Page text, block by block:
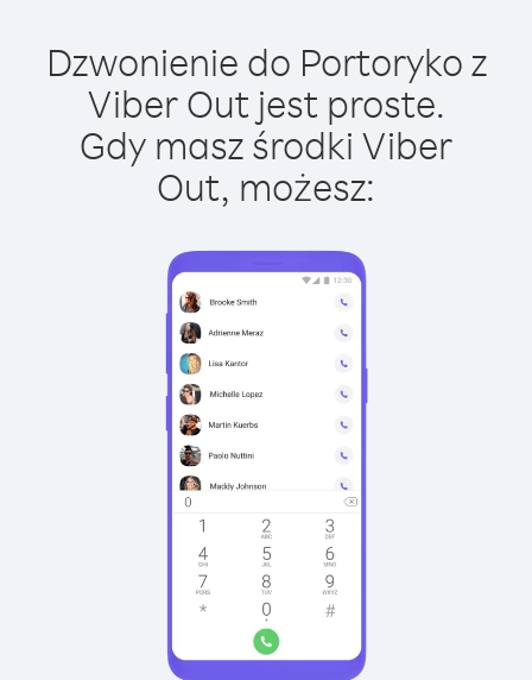
Dzwonienie do Portoryko z
Viber Out jest proste.
Gdy masz środki Viber
Out, możesz: